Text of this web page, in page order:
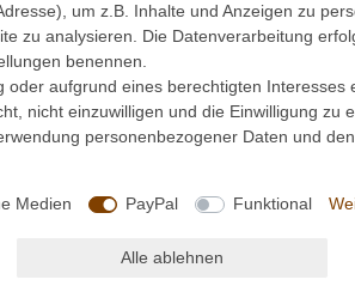
8,85 € *
10 Milliliter |
um z.B. Inhalte und Anzeigen zu
zu analysieren. Die Datenverarbeitung
benennen.
oder aufgrund eines berechtigten
nicht einzuwilligen und die Einwilligung zu
personenbezogener Daten und
Medien PayPal Funktional
Alle ablehnen